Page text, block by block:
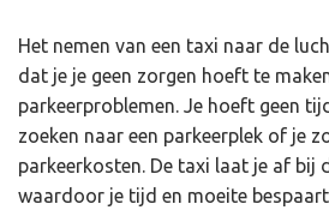
Het nemen van een taxi naar de
dat je je geen zorgen hoeft te
parkeerproblemen. Je hoeft geen
zoeken naar een parkeerplek of je
parkeerkosten. De taxi laat je af bij
waardoor je tijd en moeite